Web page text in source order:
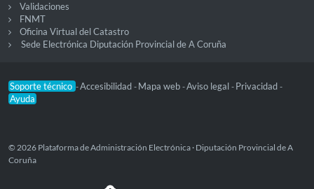
Validaciones
FNMT
Oficina Virtual del Catastro
Sede Electrónica Diputación Provincial de A Coruña
Soporte técnico -Accesibilidad - Mapa web -Aviso legal - Privacidad -
Ayuda
© 2026 Plataforma de Administración Electrónica · Diputación Provincial de A
Coruña